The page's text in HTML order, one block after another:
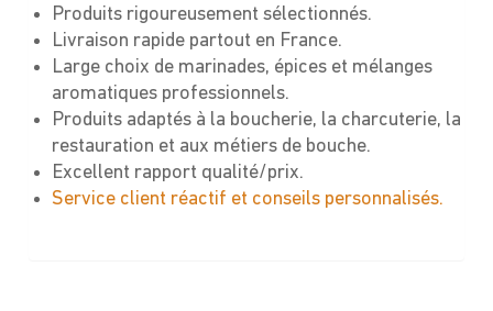
Produits rigoureusement sélectionnés.
Livraison rapide partout en France.
Large choix de marinades, épices et mélanges
aromatiques professionnels.
Produits adaptés à la boucherie, la charcuterie, la
restauration et aux métiers de bouche.
Excellent rapport qualité/prix.
Service client réactif et conseils personnalisés.